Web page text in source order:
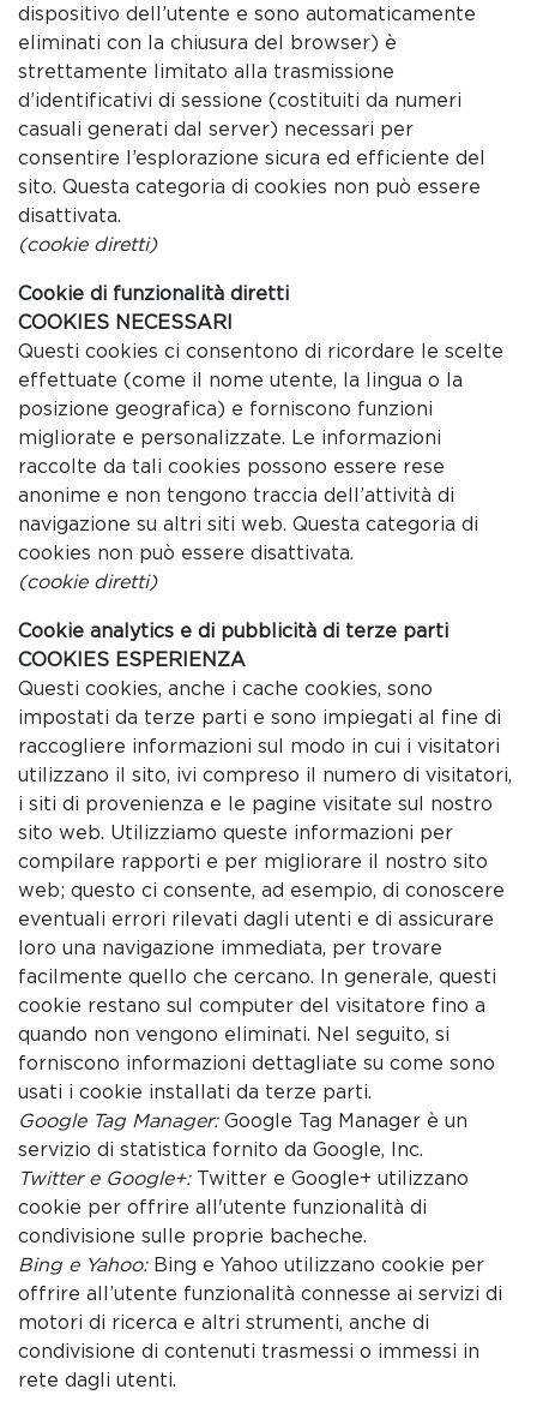
dispositivo dell’utente e sono automaticamente
eliminati con la chiusura del browser) è
strettamente limitato alla trasmissione
d’identificativi di sessione (costituiti da numeri
casuali generati dal server) necessari per
consentire l’esplorazione sicura ed efficiente del
sito. Questa categoria di cookies non può essere
disattivata.
(cookie diretti)
Cookie di funzionalità diretti
COOKIES NECESSARI
Questi cookies ci consentono di ricordare le scelte
effettuate (come il nome utente, la lingua o la
posizione geografica) e forniscono funzioni
migliorate e personalizzate. Le informazioni
raccolte da tali cookies possono essere rese
anonime e non tengono traccia dell’attività di
navigazione su altri siti web. Questa categoria di
cookies non può essere disattivata.
(cookie diretti)
Cookie analytics e di pubblicità di terze parti
COOKIES ESPERIENZA
Questi cookies, anche i cache cookies, sono
impostati da terze parti e sono impiegati al fine di
raccogliere informazioni sul modo in cui i visitatori
utilizzano il sito, ivi compreso il numero di visitatori,
i siti di provenienza e le pagine visitate sul nostro
sito web. Utilizziamo queste informazioni per
compilare rapporti e per migliorare il nostro sito
web; questo ci consente, ad esempio, di conoscere
eventuali errori rilevati dagli utenti e di assicurare
loro una navigazione immediata, per trovare
facilmente quello che cercano. In generale, questi
cookie restano sul computer del visitatore fino a
quando non vengono eliminati. Nel seguito, si
forniscono informazioni dettagliate su come sono
usati i cookie installati da terze parti.
Google Tag Manager:Google Tag Manager è un
servizio di statistica fornito da Google, Inc.
Twitter e Google+:Twitter e Google+ utilizzano
cookie per offrire all'utente funzionalità di
condivisione sulle proprie bacheche.
Bing e Yahoo:Bing e Yahoo utilizzano cookie per
offrire all’utente funzionalità connesse ai servizi di
motori di ricerca e altri strumenti, anche di
condivisione di contenuti trasmessi o immessi in
rete dagli utenti.